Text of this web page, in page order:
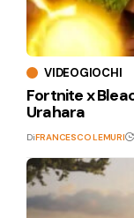
VIDEOGIOCHI
Fortnite x
Urahara
DiFRANCESCO LEMURI